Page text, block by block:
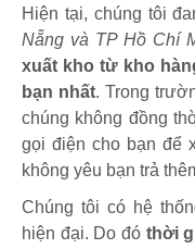
Hiện tại, chúng tôi
Nẵng và TP Hồ Chí
xuất kho từ kho
bạn nhất. Trong
chúng không đồng
gọi điện cho bạn để
không yêu bạn trả
Chúng tôi có hệ
hiện đại. Do đó thời